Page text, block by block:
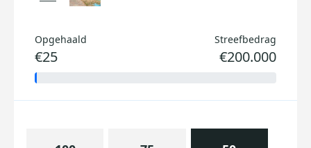
Opgehaald
€25
Streefbedrag
€200.000